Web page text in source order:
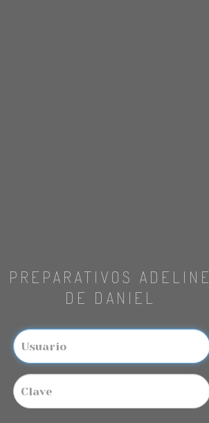
PREPARATIVOS ADELINE
DE DANIEL